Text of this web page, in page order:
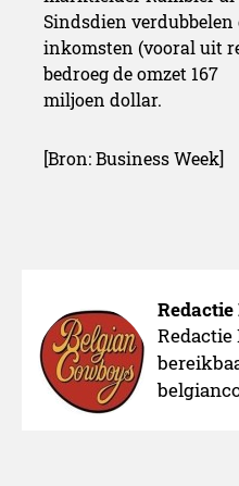
Sindsdien verdubbelen
inkomsten (vooral uit
bedroeg de omzet 167
miljoen dollar.
[Bron: Business Week]